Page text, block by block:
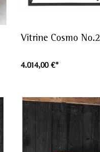
Vitrine Cosmo No.2
4.014,00 €*